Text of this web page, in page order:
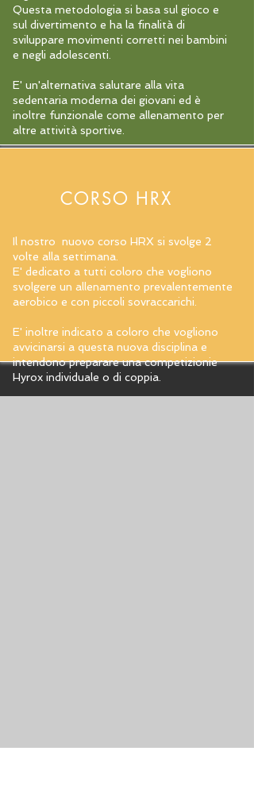
Questa metodologia si basa sul gioco e
sul divertimento e ha la finalità di
sviluppare movimenti corretti nei bambini
e negli adolescenti.
E' un'alternativa salutare alla vita
sedentaria moderna dei giovani ed è
inoltre funzionale come allenamento per
altre attività sportive.
CORSO HRX
Il nostro nuovo corso HRX si svolge 2
volte alla settimana.
E' dedicato a tutti coloro che vogliono
svolgere un allenamento prevalentemente
aerobico e con piccoli sovraccarichi.
E' inoltre indicato a coloro che vogliono
avvicinarsi a questa nuova disciplina e
intendono preparare una competizionie
Hyrox individuale o di coppia.